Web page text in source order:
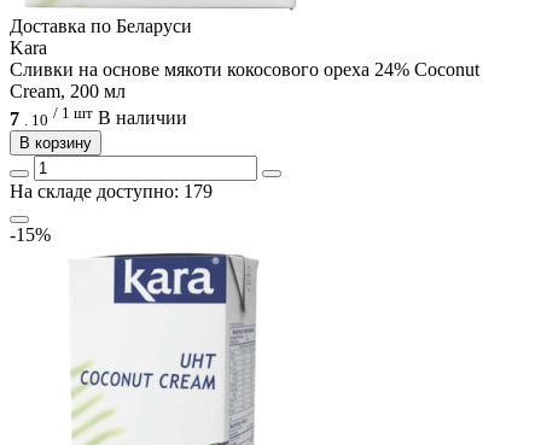
Доcтавка по Беларуси
Kara
Сливки на основе мякоти кокосового ореха 24% Coconut
Cream, 200 мл
7
10 / 1 шт В наличии
В корзину
На складе доступно: 179
-15%